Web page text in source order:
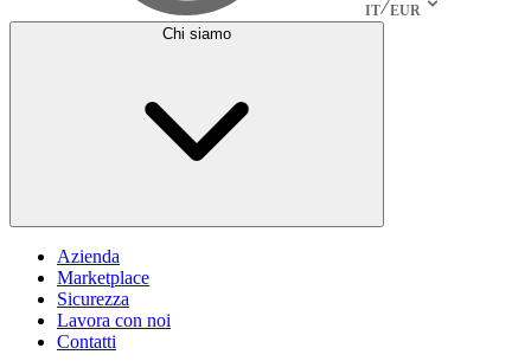
IT EUR
Chi siamo
Azienda
Marketplace
Sicurezza
Lavora con noi
Contatti